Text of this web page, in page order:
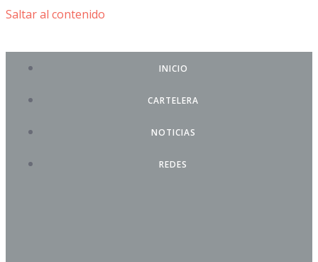
Saltar al contenido
INICIO
CARTELERA
NOTICIAS
REDES